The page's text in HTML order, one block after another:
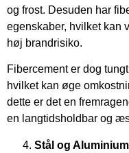
og frost. Desuden har
egenskaber, hvilket kan
høj brandrisiko.
Fibercement er dog
hvilket kan øge
dette er det en
en langtidsholdbar og
Stål og Aluminium